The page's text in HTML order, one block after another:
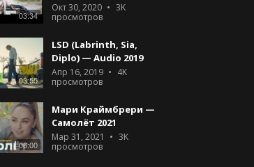
03:34
Окт 30, 2020
3K
просмотров
03:55
LSD (Labrinth, Sia,
Diplo) — Audio 2019
Апр 16, 2019
4K
просмотров
06:00
Мари Краймбрери —
Самолёт 2021
Мар 31, 2021
3K
просмотров